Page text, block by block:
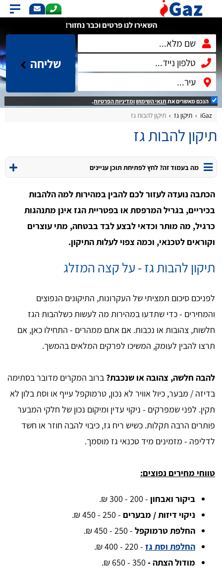
השאירו לנו פרטים וכבר נחזור!
שליחה
הנכם מאשרים את תנאי השימושומדיניות הפרטיות.
iGaz תיקון גז תיקון להבות גז
תיקון להבות גז
מה בעמוד זה? לחץ לפתיחת תוכן עניינים
הכתבה נועדה לעזור לכם להבין במהירות למה הלהבות
בכיריים, בגריל המרפסת או בפטריית הגז אינן מתנהגות
כרגיל, מה מותר וכדאי לבצע לבד בבטחה, מתי עוצרים
וקוראים לטכנאי, וכמה צפוי לעלות התיקון.
תיקון להבות גז - על קצה המזלג
לפניכם סיכום תמציתי של העקרונות, התיקונים הנפוצים
והמחירים - כדי שתדעו במהירות מה לעשות כשלהבות הגז
חלשות, צהובות או נכבות. אם אתם ממהרים - התחילו כאן, אם
תרצו להבין לעומק, המשיכו לפרקים המלאים בהמשך.
להבה חלשה, צהובה או שנכבת? ברוב המקרים מדובר בסתימה
בדיזה / מבער, כיול אוויר לא נכון, טרמוקפל עייף או וסת בלון לא
תקין. לפני שמפרקים - ניקוי עדין ומיקום נכון של חלקי המבער
פותרים הרבה תקלות. כשיש ריח גז, כיבוי להבה חוזר או חשד
לדליפה - מזמינים מיד טכנאי גז מוסמך.
טווחי מחירים נפוצים:
ביקור ואבחון - 200 - 300 ₪.
ניקוי דיזות / מבערים - 250 - 450 ₪.
החלפת טרמוקפל - 250 - 450 ₪.
החלפת וסת גז - 220 - 400 ₪.
מודול הצתה -